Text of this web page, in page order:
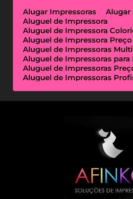
Alugar Impressoras
Aluguel de Impressora
Aluguel de Impressora
Aluguel de Impressora Preço
Aluguel de Impressoras
Aluguel de Impressoras para
Aluguel de Impressoras
Aluguel de Impressoras
Empresas de Outsourcing
Impressoras Multifuncionais
Locação de Impressora
Locação de Impressoras
Locação de Impressoras
Outsourcing de Impressão